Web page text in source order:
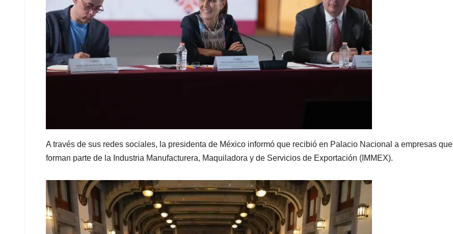
A través de sus redes sociales, la presidenta de México informó que recibió en Palacio Nacional a empresas que
forman parte de la Industria Manufacturera, Maquiladora y de Servicios de Exportación (IMMEX).